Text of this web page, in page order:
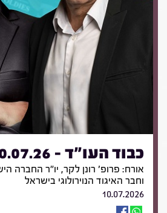
כבוד העו"ד - 10.07.26
אורח: פרופ' רונן לקר, יו"ר החברה
וחבר האיגוד הנוירולוגי בישראל
10.07.2026